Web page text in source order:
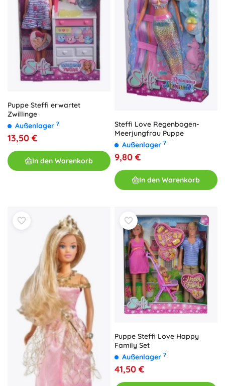
Puppe Steffi erwartet
Zwillinge
Außenlager ?
13,50 €
In den Warenkorb
Steffi Love Regenbogen-
Meerjungfrau Puppe
Außenlager ?
9,80 €
In den Warenkorb
Puppe Steffi Love Happy
Family Set
Außenlager ?
41,50 €